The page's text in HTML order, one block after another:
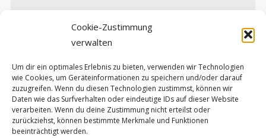
Cookie-Zustimmung
verwalten
Um dir ein optimales Erlebnis zu bieten, verwenden wir Technologien
wie Cookies, um Geräteinformationen zu speichern und/oder darauf
zuzugreifen. Wenn du diesen Technologien zustimmst, können wir
Daten wie das Surfverhalten oder eindeutige IDs auf dieser Website
verarbeiten. Wenn du deine Zustimmung nicht erteilst oder
zurückziehst, können bestimmte Merkmale und Funktionen
beeinträchtigt werden.
Deine E-Mail-Adresse wird nicht veröffentlicht.
Erforderliche Felder sind mit*markiert